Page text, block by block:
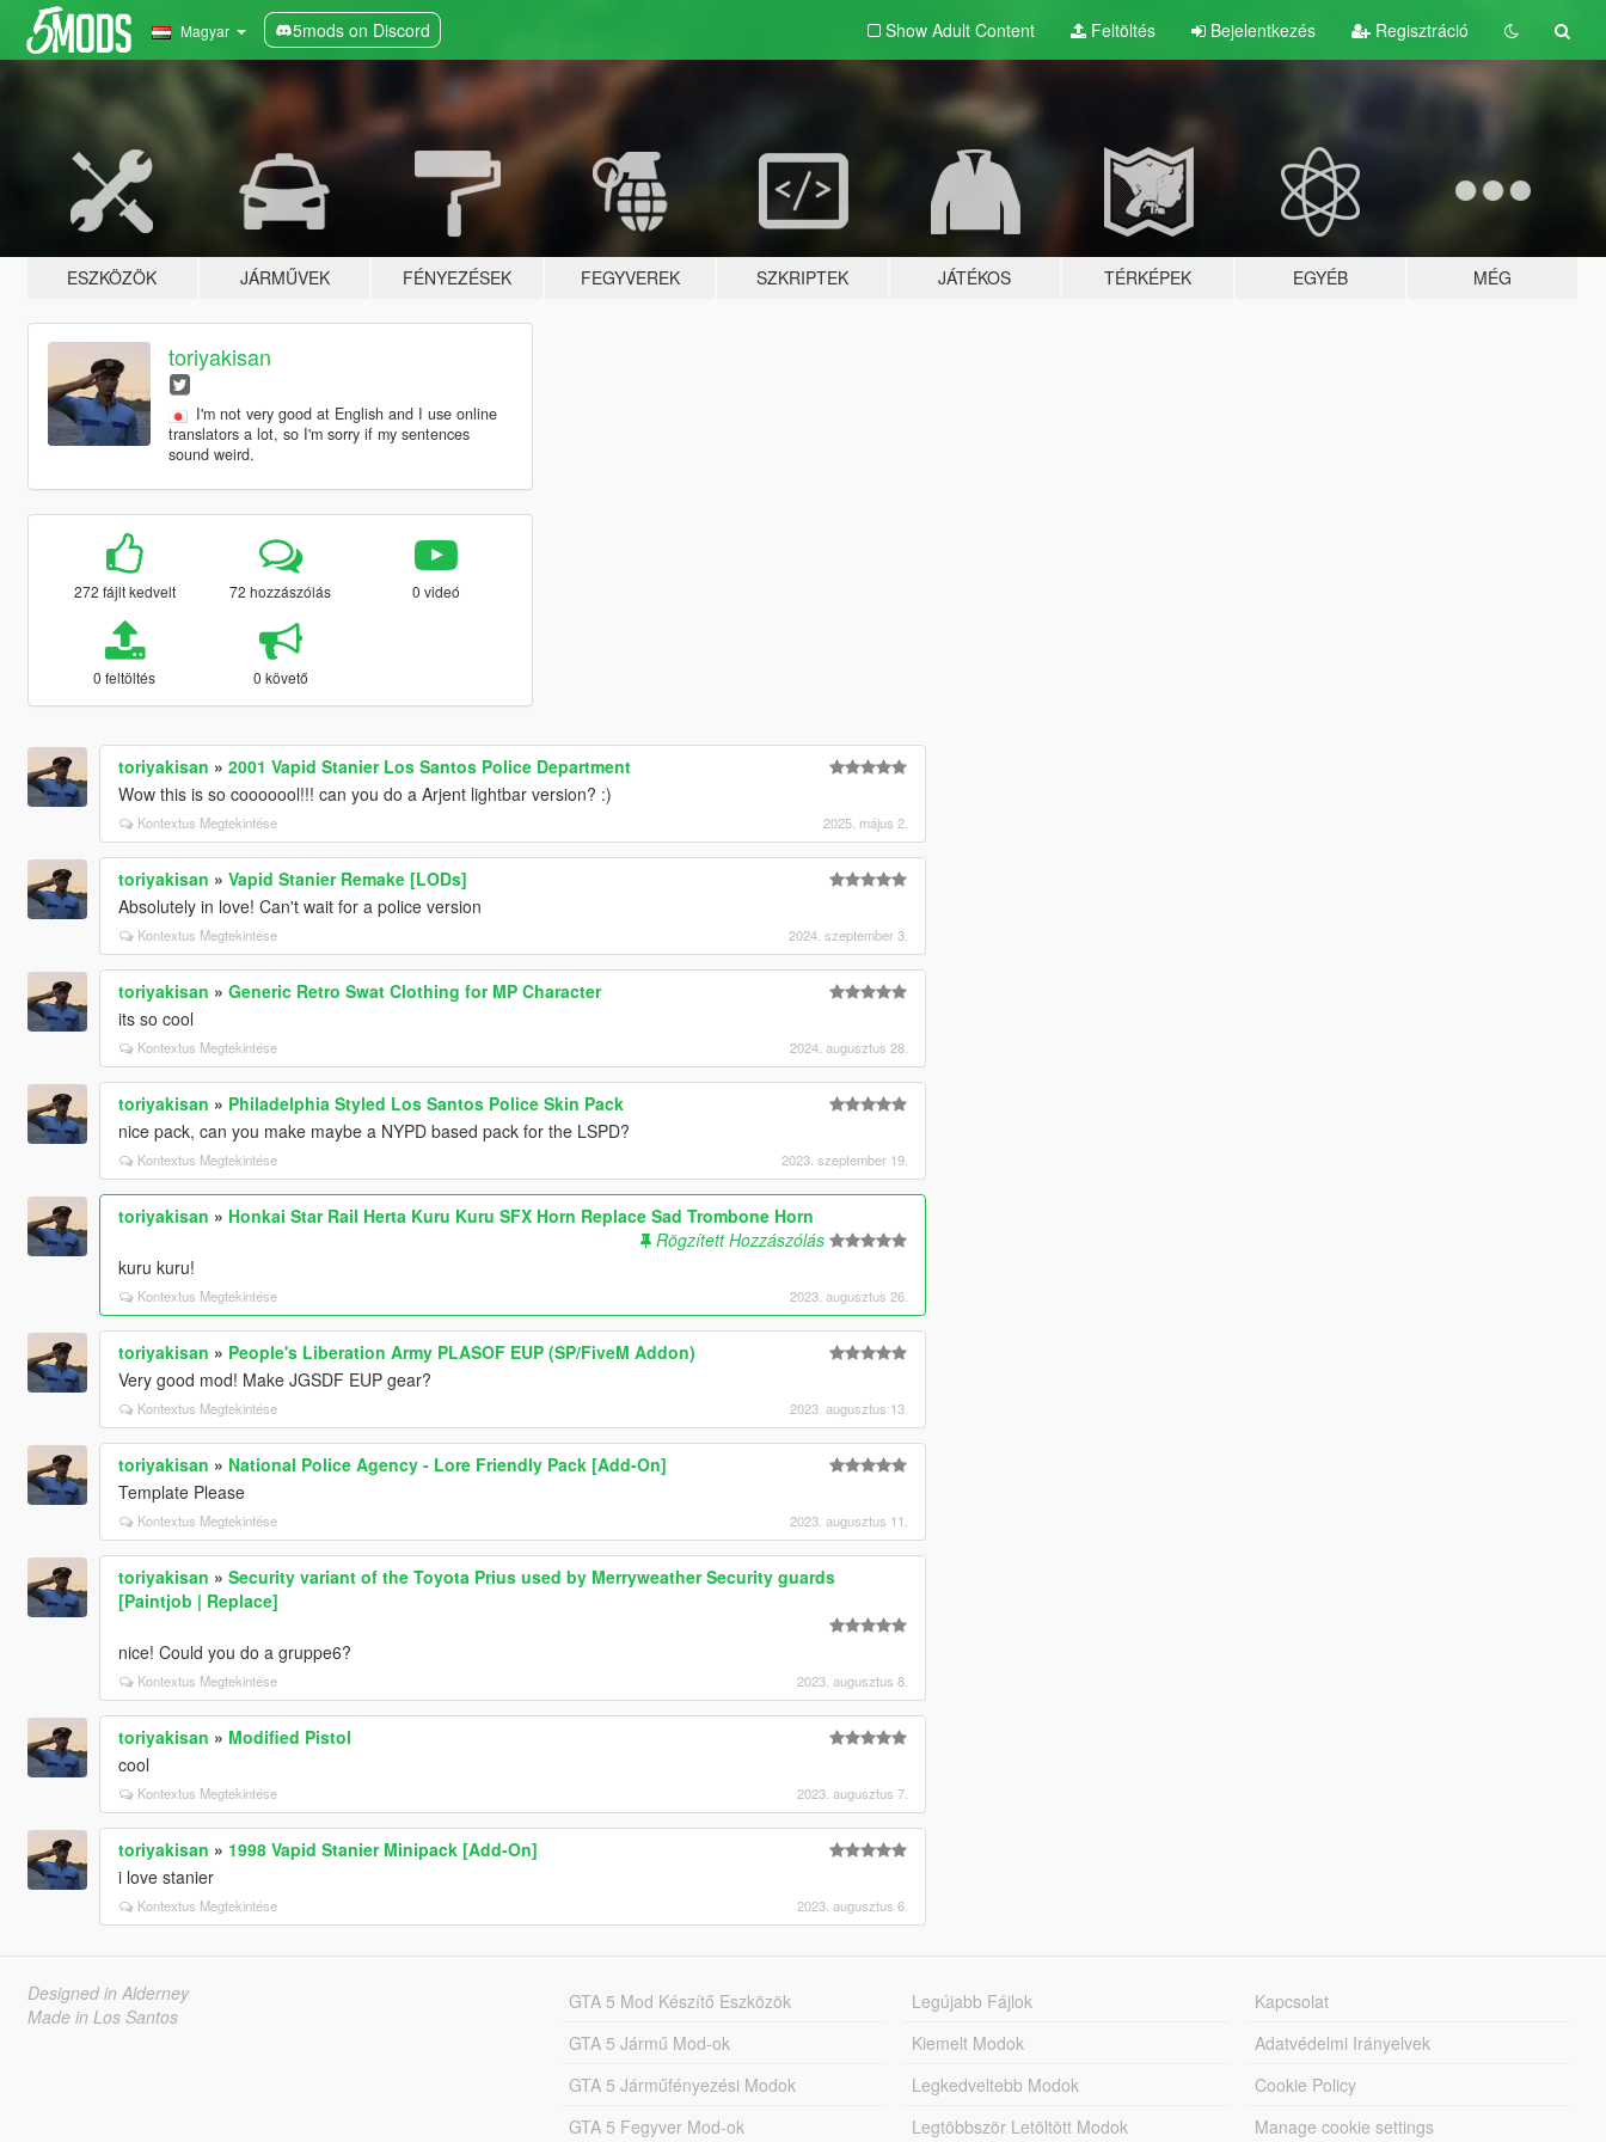
Magyar 5mods on Discord Show Adult Content Feltöltés Bejelentkezés Regisztráció
ESZKÖZÖK JÁRMŰVEK FÉNYEZÉSEK FEGYVEREK SZKRIPTEK JÁTÉKOS TÉRKÉPEK EGYÉB MÉG
toriyakisan
I'm not very good at English and I use online
translators a lot, so I'm sorry if my sentences
sound weird.
272 fájlt kedvelt 72 hozzászólás 0 videó
0 feltöltés 0 követő
toriyakisan » 2001 Vapid Stanier Los Santos Police Department
Wow this is so cooooool!!! can you do a Arjent lightbar version? :)
Kontextus Megtekintése 2025. május 2.
toriyakisan » Vapid Stanier Remake [LODs]
Absolutely in love! Can't wait for a police version
Kontextus Megtekintése 2024. szeptember 3.
toriyakisan » Generic Retro Swat Clothing for MP Character
its so cool
Kontextus Megtekintése 2024. augusztus 28.
toriyakisan » Philadelphia Styled Los Santos Police Skin Pack
nice pack, can you make maybe a NYPD based pack for the LSPD?
Kontextus Megtekintése 2023. szeptember 19.
toriyakisan » Honkai Star Rail Herta Kuru Kuru SFX Horn Replace Sad Trombone Horn
Rögzített Hozzászólás
kuru kuru!
Kontextus Megtekintése 2023. augusztus 26.
toriyakisan » People's Liberation Army PLASOF EUP (SP/FiveM Addon)
Very good mod! Make JGSDF EUP gear?
Kontextus Megtekintése 2023. augusztus 13.
toriyakisan » National Police Agency - Lore Friendly Pack [Add-On]
Template Please
Kontextus Megtekintése 2023. augusztus 11.
toriyakisan » Security variant of the Toyota Prius used by Merryweather Security guards
[Paintjob | Replace]
nice! Could you do a gruppe6?
Kontextus Megtekintése 2023. augusztus 8.
toriyakisan » Modified Pistol
cool
Kontextus Megtekintése 2023. augusztus 7.
toriyakisan » 1998 Vapid Stanier Minipack [Add-On]
i love stanier
Kontextus Megtekintése 2023. augusztus 6.
Designed in Alderney
Made in Los Santos
GTA 5 Mod Készítő Eszközök
GTA 5 Jármű Mod-ok
GTA 5 Járműfényezési Modok
GTA 5 Fegyver Mod-ok
Legújabb Fájlok
Kiemelt Modok
Legkedveltebb Modok
Legtöbbször Letöltött Modok
Kapcsolat
Adatvédelmi Irányelvek
Cookie Policy
Manage cookie settings